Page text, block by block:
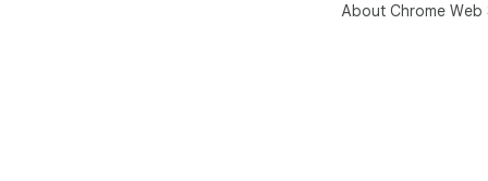
About Chrome Web